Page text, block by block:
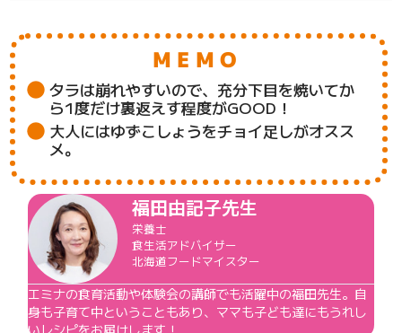
MEMO
タラは崩れやすいので、充分下目を焼いてか
ら1度だけ裏返えす程度がGOOD！
大人にはゆずこしょうをチョイ足しがオスス
メ。
福田由記子先生
栄養士
食生活アドバイザー
北海道フードマイスター
エミナの食育活動や体験会の講師でも活躍中の福田先生。自
身も子育て中ということもあり、ママも子ども達にもうれし
いレシピをお届けします！